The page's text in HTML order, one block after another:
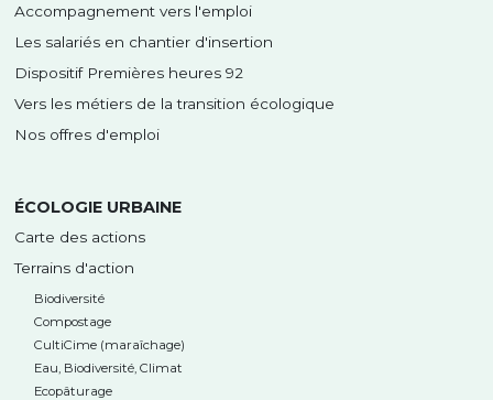
Accompagnement vers l'emploi
Les salariés en chantier d'insertion
Dispositif Premières heures 92
Vers les métiers de la transition écologique
Nos offres d'emploi
ÉCOLOGIE URBAINE
Carte des actions
Terrains d'action
Biodiversité
Compostage
CultiCime (maraîchage)
Eau, Biodiversité, Climat
Ecopâturage